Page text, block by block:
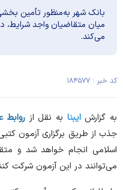
بانک شهر به‌منظور تأمین بخشی
میان متقاضیان واجد شرایط،
می‌کند.
کد خبر : ۱۸۴۵۷۷
به گزارشایبنا به نقل از
جذب از طریق برگزاری آزمون
اسلامی انجام خواهد شد و
می‌توانند در این آزمون شرکت